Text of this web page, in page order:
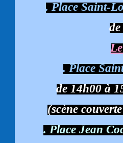
. Place Saint-
. Place
de 14h00 à
(scène
. Place Jean